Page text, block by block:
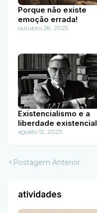
Porque não existe
emoção errada!
outubro 28, 2025
Existencialismo e a
liberdade existencial
agosto 12, 2023
Postagem Anterior
atividades